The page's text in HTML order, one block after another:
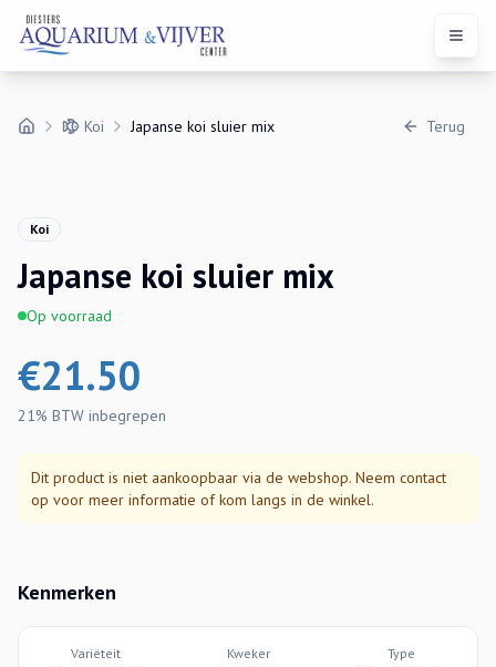
Open
Koi Japanse koi sluier mix Terug
Koi
Japanse koi sluier mix
Op voorraad
€21.50
21% BTW inbegrepen
Dit product is niet aankoopbaar via de webshop. Neem contact
op voor meer informatie of kom langs in de winkel.
Kenmerken
Variëteit Kweker Type